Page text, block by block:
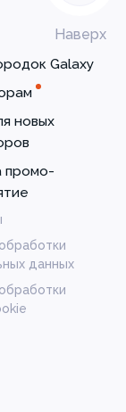
Наверх
Galaxy
новых
промо-
данных